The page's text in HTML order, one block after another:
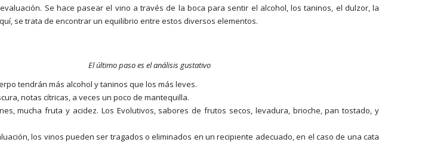
Se hace pasear el vino a través de la boca para sentir el alcohol, los taninos, el dulzor, la
se trata de encontrar un equilibrio entre estos diversos elementos.
El último paso es el análisis gustativo
tendrán más alcohol y taninos que los más leves.
notas cítricas, a veces un poco de mantequilla.
mucha fruta y acidez. Los Evolutivos, sabores de frutos secos, levadura, brioche, pan tostado, y
los vinos pueden ser tragados o eliminados en un recipiente adecuado, en el caso de una cata